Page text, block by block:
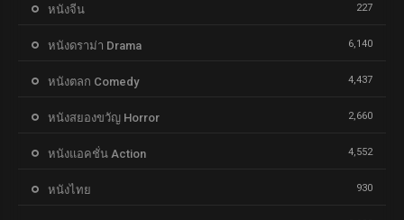
หนังจีน 227
หนังดราม่า Drama 6,140
หนังตลก Comedy 4,437
หนังสยองขวัญ Horror 2,660
หนังแอคชั่น Action 4,552
หนังไทย 930